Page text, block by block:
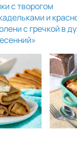
с творогом
и
с гречкой в